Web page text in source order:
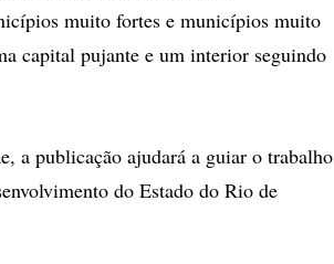
muito fortes e municípios muito
capital pujante e um interior seguindo
a publicação ajudará a guiar o trabalho
do Estado do Rio de